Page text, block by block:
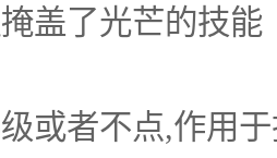
了光芒的技能
者不点,作用于